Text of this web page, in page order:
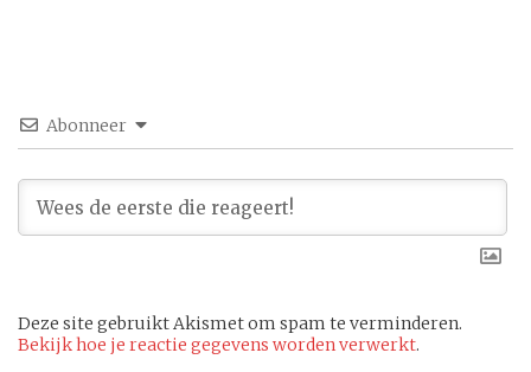
Abonneer
Deze site gebruikt Akismet om spam te verminderen.
Bekijk hoe je reactie gegevens worden verwerkt.